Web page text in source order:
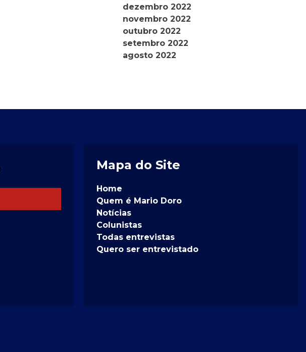
dezembro 2022
novembro 2022
outubro 2022
setembro 2022
agosto 2022
Mapa do Site
Home
Quem é Mario Doro
Notícias
Colunistas
Todas entrevistas
Quero ser entrevistado